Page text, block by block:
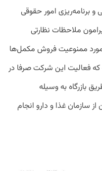
برنامه‌ریزی امور حقوقی
ملاحظات نظارتی
مورد ممنوعیت فروش مکمل‌‌ها
که فعالیت این شرکت صرفا در
بازرگاه به وسیله
سازمان غذا و دارو انجام